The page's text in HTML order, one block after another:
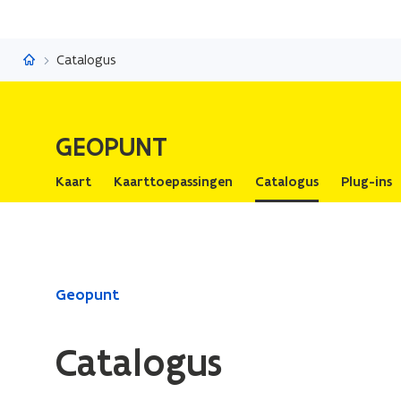
GeopuntCatalogus
GEOPUNT
Kaart
Kaarttoepassingen Catalogus Plug-ins
GedaanGeopunt
Catalogus